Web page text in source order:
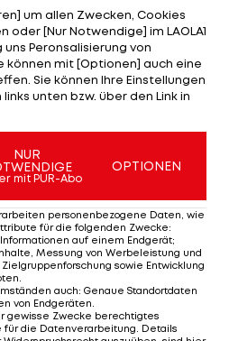
21:17 und 21:19. Um 17:30
im Kampf um einen Platz im
Bruno. Die Brasilianer
Kasachen
2:0 durch. Mit Rang 5 ist
Saisonplatzierung sicher.
um allen Zwecken, Cookies
oder [Nur Notwendige] im LAOLA1
uns Peronsalisierung von
können mit [Optionen] auch eine
Sie können Ihre Einstellungen
unten bzw. über den Link in
NUR
mit PUR-Abo
OPTIONEN
personenbezogene Daten, wie
für die folgenden Zwecke:
auf einem Endgerät;
Messung von Werbeleistung und
sowie Entwicklung
.
auch: Genaue Standortdaten
von Endgeräten.
gewisse Zwecke berechtigtes
für die Datenverarbeitung. Details